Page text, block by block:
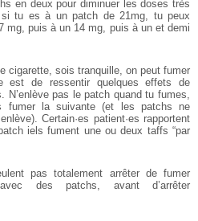
en deux pour diminuer les doses très
si tu es à un patch de 21mg, tu peux
mg, puis à un 14 mg, puis à un et demi
cigarette, sois tranquille, on peut fumer
est de ressentir quelques effets de
N’enlève pas le patch quand tu fumes,
fumer la suivante (et les patchs ne
Certain·es patient·es rapportent
iels fument une ou deux taffs “par
pas totalement arrêter de fumer
des patchs, avant d’arrêter